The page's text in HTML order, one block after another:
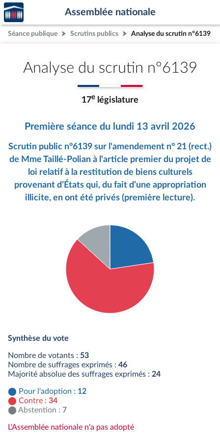
Aller au contenu
Aller en bas de la page
Accèder
à la
page
d'accueil
Assemblée nationale
Séance publique Scrutins publics Analyse du scrutin n°6139
Analyse du scrutin n°6139
17e législature
Première séance du lundi 13 avril 2026
Scrutin public n°6139 sur l'amendement n° 21 (rect.)
de Mme Taillé-Polian à l'article premier du projet de
loi relatif à la restitution de biens culturels
provenant d’États qui, du fait d’une appropriation
illicite, en ont été privés (première lecture).
Synthèse du vote
Nombre de votants : 53
Nombre de suffrages exprimés : 46
Majorité absolue des suffrages exprimés : 24
Pour l'adoption : 12
Contre : 34
Abstention : 7
L'Assemblée nationale n'a pas adopté